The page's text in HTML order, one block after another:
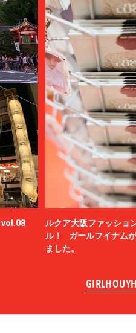
vol.08
ルクア大阪ファッショ
ル！ ガールフイナム
ました。